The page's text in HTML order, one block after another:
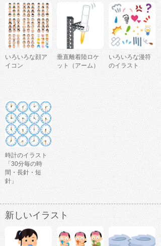
いろいろな顔ア
イコン
垂直離着陸ロケ
ット（アーム）
いろいろな漫符
のイラスト
時計のイラスト
「30分毎の時
間・長針・短
針」
新しいイラスト